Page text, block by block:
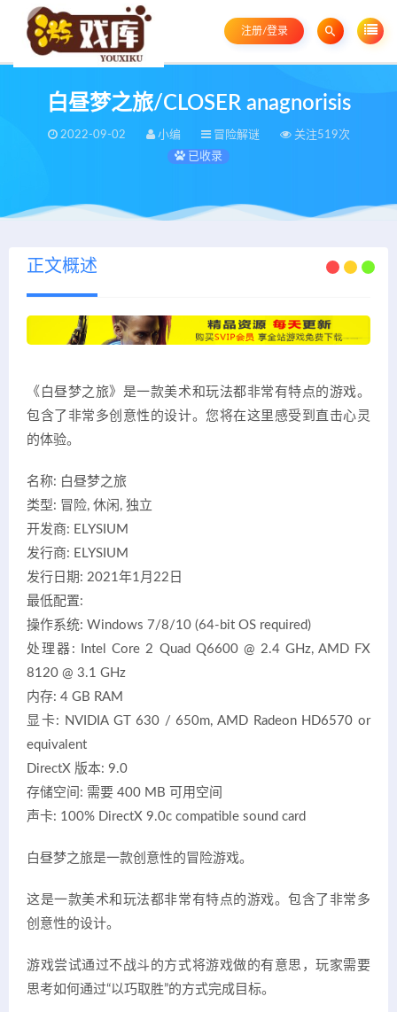
注册/登录
白昼梦之旅/CLOSER anagnorisis
2022-09-02 小编 冒险解谜
关注519次
已收录
正文概述
《白昼梦之旅》是一款美术和玩法都非常有特点的游戏。
包含了非常多创意性的设计。您将在这里感受到直击心灵
的体验。
名称: 白昼梦之旅
类型: 冒险, 休闲, 独立
开发商: ELYSIUM
发行商: ELYSIUM
发行日期: 2021年1月22日
最低配置:
操作系统: Windows 7/8/10 (64-bit OS required)
处理器: Intel Core 2 Quad Q6600 @ 2.4 GHz, AMD FX
8120 @ 3.1 GHz
内存: 4 GB RAM
显卡: NVIDIA GT 630 / 650m, AMD Radeon HD6570 or
equivalent
DirectX 版本: 9.0
存储空间: 需要 400 MB 可用空间
声卡: 100% DirectX 9.0c compatible sound card
白昼梦之旅是一款创意性的冒险游戏。
这是一款美术和玩法都非常有特点的游戏。包含了非常多
创意性的设计。
游戏尝试通过不战斗的方式将游戏做的有意思，玩家需要
思考如何通过“以巧取胜”的方式完成目标。